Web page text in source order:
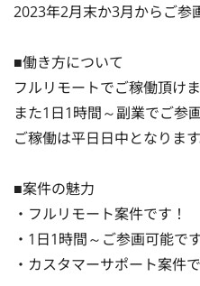
2023年2月末か3月からご参
■働き方について
フルリモートでご稼働頂けま
また1日1時間～副業でご参
ご稼働は平日日中となります
■案件の魅力
・フルリモート案件です！
・1日1時間～ご参画可能で
・カスタマーサポート案件で